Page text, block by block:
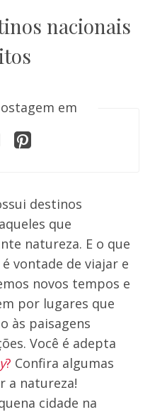
nacionais
em
destinos
que
natureza. E o que
vontade de viajar e
novos tempos e
por lugares que
às paisagens
Você é adepta
? Confira algumas
a natureza!
cidade na